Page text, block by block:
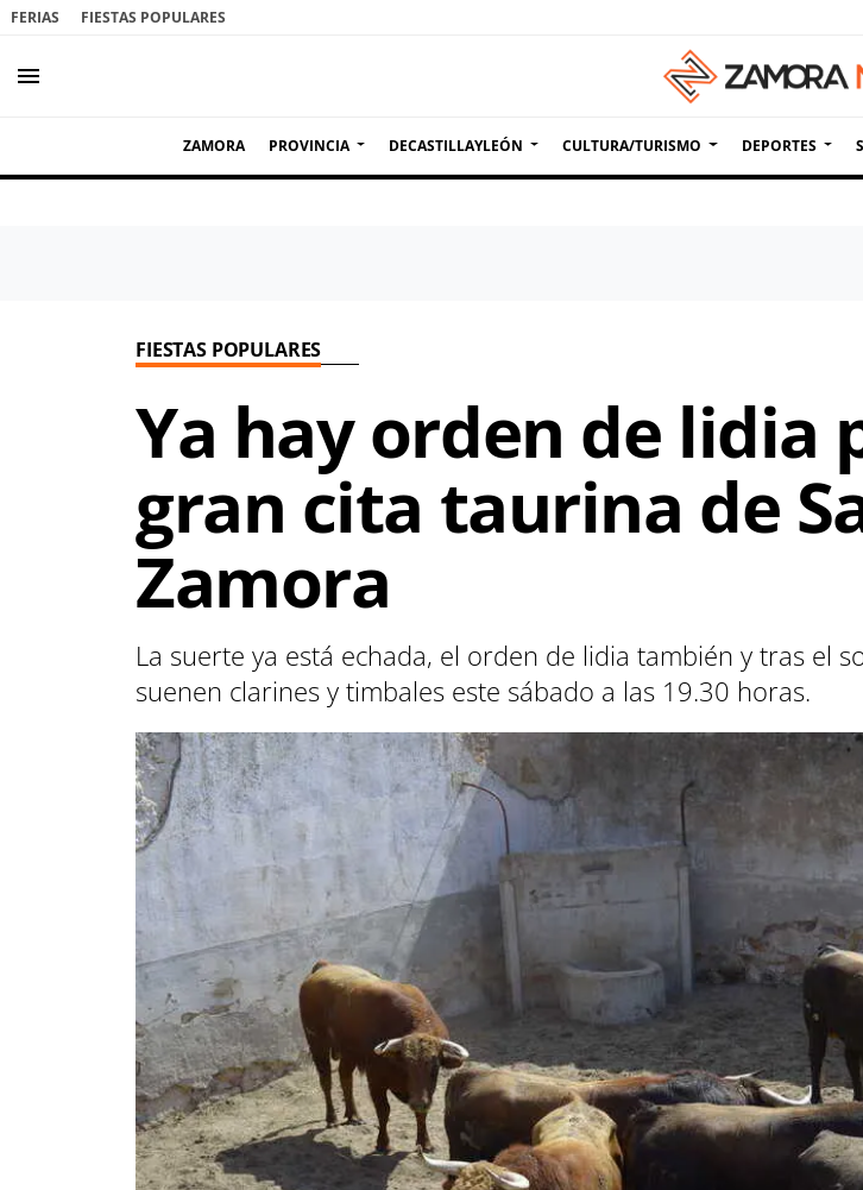
FERIAS FIESTAS POPULARES
menu
ZAMORA PROVINCIA DECASTILLAYLEÓN CULTURA/TURISMO DEPORTES
FIESTAS POPULARES
Ya hay orden de lidia
gran cita taurina de
Zamora
La suerte ya está echada, el orden de lidia también y tras el
suenen clarines y timbales este sábado a las 19.30 horas.